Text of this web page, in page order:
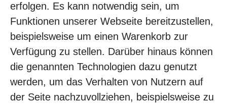
erfolgen. Es kann notwendig sein, um
Funktionen unserer Webseite bereitzustellen,
beispielsweise um einen Warenkorb zur
Verfügung zu stellen. Darüber hinaus können
die genannten Technologien dazu genutzt
werden, um das Verhalten von Nutzern auf
der Seite nachzuvollziehen, beispielsweise zu